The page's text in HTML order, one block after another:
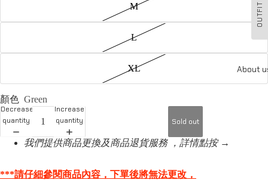
About
OUTFIT
M
L
XL
顏色 Green
Decrease
quantity
Increase
quantity
Sold out
我們提供商品更換及商品退貨服務 ，詳情點按 →
***請仔細參閱商品內容，下單後將無法更改，